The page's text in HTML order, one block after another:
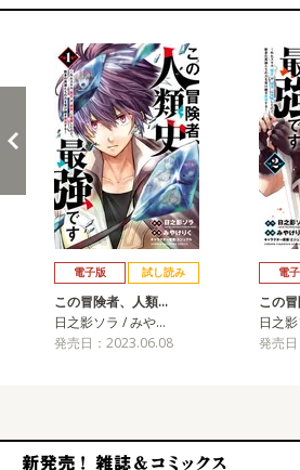
電子版 試し読み
この冒険者、人類…
日之影ソラ / みや…
発売日：2023.06.08
電
この
日之
発売